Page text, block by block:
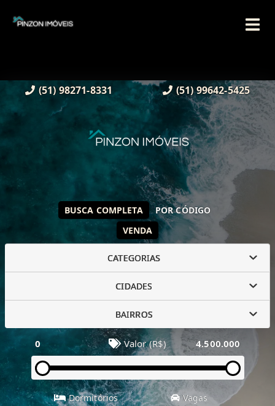
(51) 98271-8331 (51) 99642-5425
VENDA
BUSCA COMPLETA POR CÓDIGO
CATEGORIAS
CIDADES
BAIRROS
0 Valor (R$) 4.500.000
Dormitórios Vagas